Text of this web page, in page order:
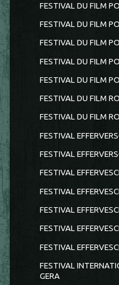
FESTIVAL DU FILM
FESTIVAL DU FILM
FESTIVAL DU FILM
FESTIVAL DU FILM
FESTIVAL DU FILM
FESTIVAL DU FILM
FESTIVAL DU FILM
FESTIVAL
FESTIVAL
FESTIVAL
FESTIVAL
FESTIVAL
FESTIVAL
FESTIVAL
FESTIVAL
GERA